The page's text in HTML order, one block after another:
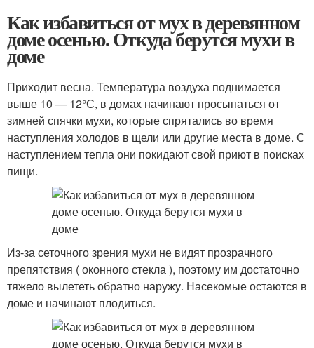
Как избавиться от мух в деревянном
доме осенью. Откуда берутся мухи в
доме
Приходит весна. Температура воздуха поднимается
выше 10 — 12°С, в домах начинают просыпаться от
зимней спячки мухи, которые спрятались во время
наступления холодов в щели или другие места в доме. С
наступлением тепла они покидают свой приют в поисках
пищи.
Из-за сеточного зрения мухи не видят прозрачного
препятствия ( оконного стекла ), поэтому им достаточно
тяжело вылететь обратно наружу. Насекомые остаются в
доме и начинают плодиться.